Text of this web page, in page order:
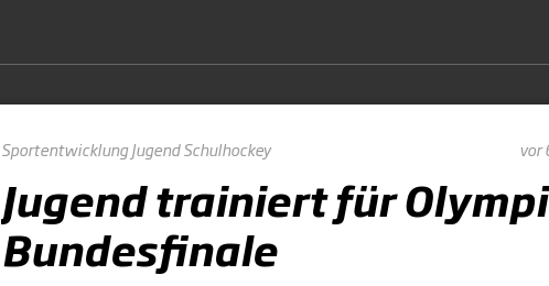
SportentwicklungJugendSchulhockey vor
Jugend trainiert für
Bundesfinale